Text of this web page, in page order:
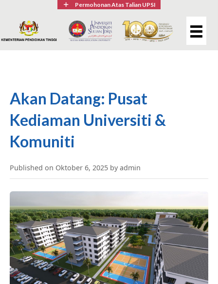
Permohonan Atas Talian UPSI
Akan Datang: Pusat
Kediaman Universiti &
Komuniti
Published on Oktober 6, 2025 by admin